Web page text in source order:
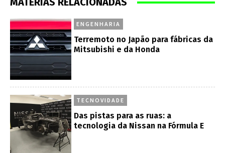
ENGENHARIA
Terremoto no Japão para fábricas da
Mitsubishi e da Honda
TECNOVIDADE
Das pistas para as ruas: a
tecnologia da Nissan na Fórmula E